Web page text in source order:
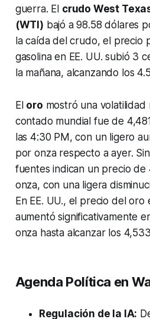
guerra. El crudo West
(WTI) bajó a 98.58 dólares
la caída del crudo, el precio
gasolina en EE. UU. subió 3
la mañana, alcanzando los
El oro mostró una volatilidad
contado mundial fue de
las 4:30 PM, con un ligero
por onza respecto a ayer.
fuentes indican un precio de
onza, con una ligera
En EE. UU., el precio del oro
aumentó significativamente
onza hasta alcanzar los
Agenda Política en
Regulación de la IA: